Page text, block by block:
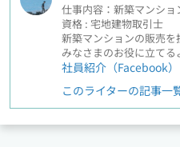
仕事内容：新築マンショ
資格 : 宅地建物取引士
新築マンションの販売を
みなさまのお役に立てる
社員紹介（Facebook）
このライターの記事一